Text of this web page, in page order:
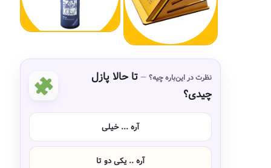
نظرت در این‌باره چیه؟
تا حالا پازل
چیدی؟
آره ... خیلی
آره .. یکی دو تا